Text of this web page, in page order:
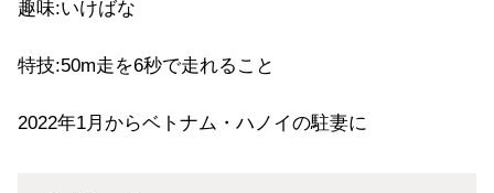
趣味:いけばな
特技:50m走を6秒で走れること
2022年1月からベトナム・ハノイの駐妻に